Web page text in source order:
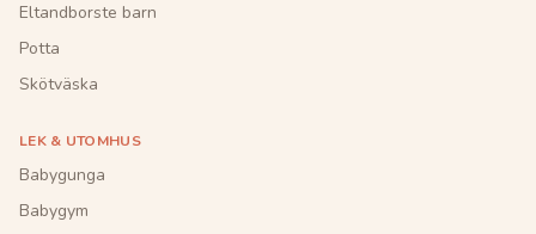
Eltandborste barn
Potta
Skötväska
LEK & UTOMHUS
Babygunga
Babygym